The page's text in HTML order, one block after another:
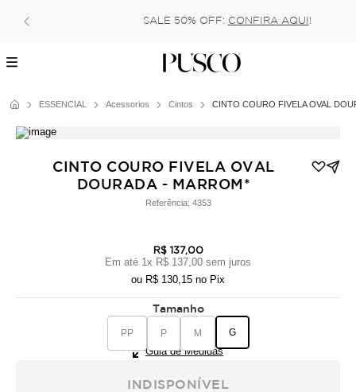
SALE 50% OFF: CONFIRA AQUI !
ESSENCIAL Acessorios Cintos CINTO COURO FIVELA OVAL
CINTO COURO FIVELA OVAL
DOURADA - MARROM*
Referência: 4353
R$ 137,00
Em até 1x R$ 137,00 sem juros
ou R$ 130,15 no Pix
Tamanho
PP P M G
Guia de Medidas
INDISPONÍVEL